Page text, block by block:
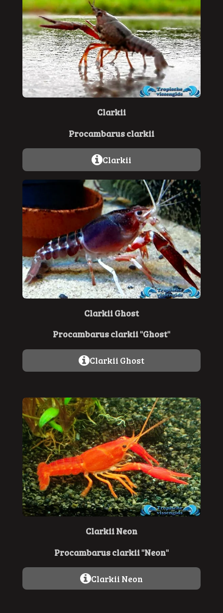
Clarkii
Procambarus clarkii
Clarkii
Clarkii Ghost
Procambarus clarkii "Ghost"
Clarkii Ghost
Clarkii Neon
Procambarus clarkii "Neon"
Clarkii Neon